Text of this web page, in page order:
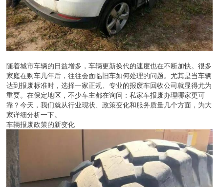
随着城市车辆的日益增多，车辆更新换代的速度也在不断加快。很多
家庭在购车几年后，往往会面临旧车如何处理的问题。尤其是当车辆
达到报废标准时，选择一家正规、专业的报废车回收公司就显得尤为
重要。在保定地区，不少车主都在询问：私家车报废办理哪家更可
靠？今天，我们就从行业现状、政策变化和服务质量几个方面，为大
家详细分析一下。
车辆报废政策的新变化